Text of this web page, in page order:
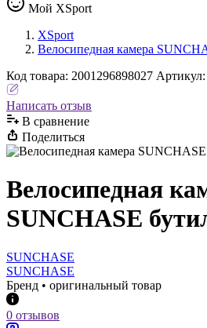
Мой XSport
XSport
Велосипедная камера
Код товара: 2001296898027 Артикул:
Написать отзыв
В сравнениe
Поделиться
Велосипедная
SUNCHASE
SUNCHASE
SUNCHASE
Бренд • оригинальный товар
0 отзывов